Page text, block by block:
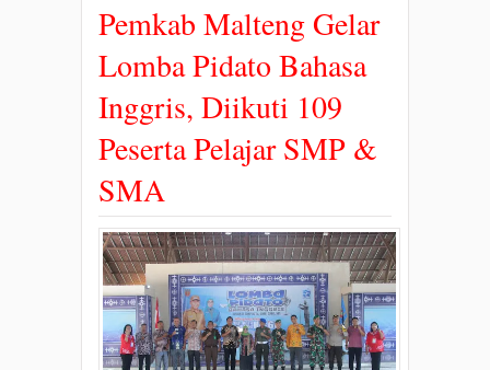
Pemkab Malteng Gelar
Lomba Pidato Bahasa
Inggris, Diikuti 109
Peserta Pelajar SMP &
SMA